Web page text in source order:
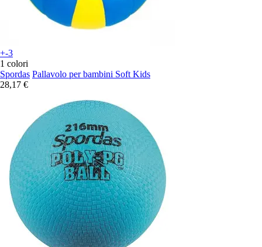
+-3
1 colori
Spordas Pallavolo per bambini Soft Kids
28,17 €